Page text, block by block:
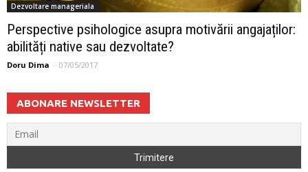
Dezvoltare manageriala
Perspective psihologice asupra motivării angajaților:
abilități native sau dezvoltate?
Doru Dima - 07/05/2017
ABONARE NEWSLETTER